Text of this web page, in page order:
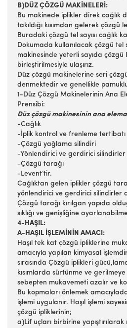
B)DÜZ ÇÖZGÜ MAKİNELERİ:
Bu makinede iplikler direk cağlık
takıldığı kısımdan gelerek çözgü
Buradaki çözgü tel sayısı cağlık
Dokumada kullanılacak çözgü tel
makinesinde yeterli sayıda çözgü
birleştirilmesiyle ulaşırız.
Düz çözgü makinelerine seri
denmektedir ve genellikle
1-Düz Çözgü Makinelerinin Ana
Prensibi:
Düz çözgü makinesinin ana
-Cağlık
-İplik kontrol ve frenleme tertibatı
-Çözgü yağlama silindiri
-Yönlendirici ve gerdirici silindirler
-Çözgü tarağı
-Levent’tir.
Cağlıktan gelen iplikler çözgü
yönlendirici ve gerdirici silindirler
Çözgü tarağı kırılgan yapıda
sıklığı ve genişliğine
4-HAŞIL:
A-HAŞIL İŞLEMİNİN AMACI:
Haşıl tek kat çözgü ipliklerine
amacıyla yapılan kimyasal
sırasında Çözgü iplikleri
kısımlarda sürtünme ve
sebepten mukavemeti azalır ve
Bu kopmaları önlemek
işlemi uygulanır. Haşıl işlemi
çözgü ipliklerinin;
a)Lif uçları birbirine